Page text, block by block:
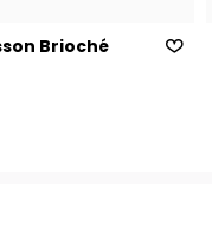
Brioché